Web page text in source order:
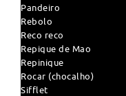
Pandeiro
Rebolo
Reco reco
Repique de Mao
Repinique
Rocar (chocalho)
Sifflet